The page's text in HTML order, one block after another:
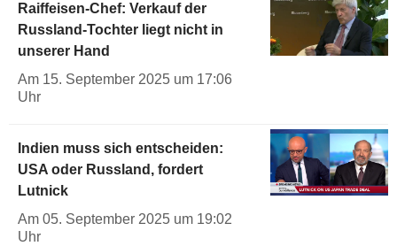
Raiffeisen-Chef: Verkauf der
Russland-Tochter liegt nicht in
unserer Hand
Am 15. September 2025 um 17:06
Uhr
Indien muss sich entscheiden:
USA oder Russland, fordert
Lutnick
Am 05. September 2025 um 19:02
Uhr